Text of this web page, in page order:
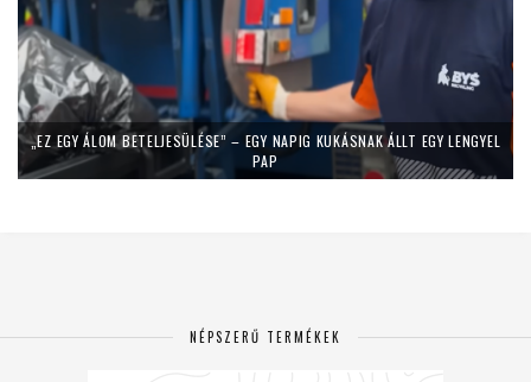
„EZ EGY ÁLOM BETELJESÜLÉSE” – EGY NAPIG KUKÁSNAK ÁLLT EGY LENGYEL
PAP
NÉPSZERŰ TERMÉKEK